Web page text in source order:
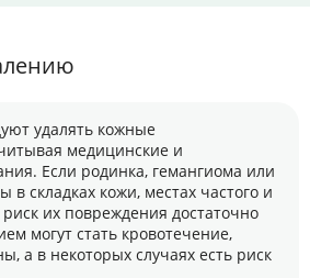
удалять кожные
медицинские и
Если родинка, гемангиома или
складках кожи, местах частого и
их повреждения достаточно
могут стать кровотечение,
а в некоторых случаях есть риск